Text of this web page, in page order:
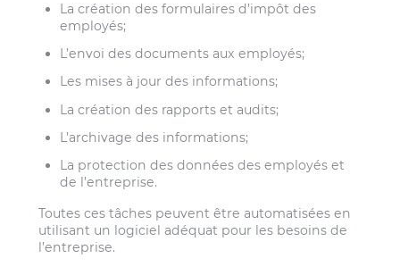
La création des formulaires d’impôt des
employés;
L’envoi des documents aux employés;
Les mises à jour des informations;
La création des rapports et audits;
L’archivage des informations;
La protection des données des employés et
de l’entreprise.
Toutes ces tâches peuvent être automatisées en
utilisant un logiciel adéquat pour les besoins de
l’entreprise.